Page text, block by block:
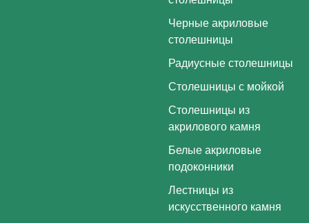
Черные акриловые
столешницы
Радиусные столешницы
Столешницы с мойкой
Столешницы из
акрилового камня
Белые акриловые
подоконники
Лестницы из
искусственного камня